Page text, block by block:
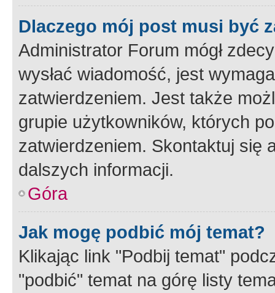
Dlaczego mój post musi być
Administrator Forum mógł
wysłać wiadomość, jest
zatwierdzeniem. Jest także
grupie użytkowników, których
zatwierdzeniem. Skontaktuj się
dalszych informacji.
Góra
Jak mogę podbić mój temat?
Klikając link "Podbij temat"
"podbić" temat na górę listy